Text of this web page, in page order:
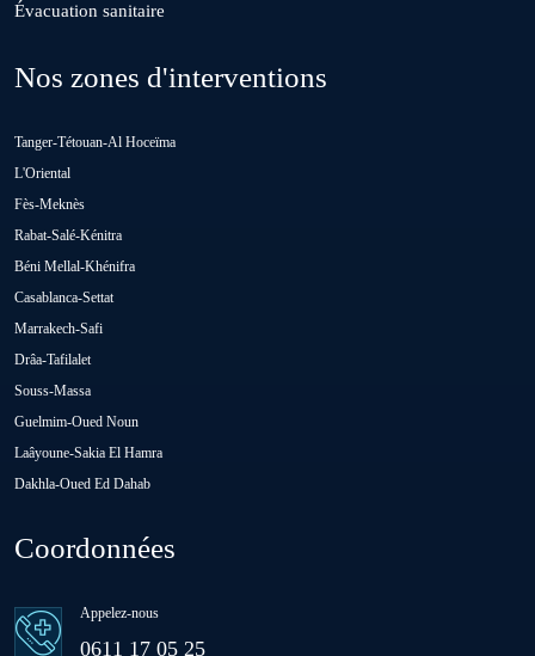
Khouribga
Loulad
Oulad H'Riz Sahel
Oulad Saïd
Ras El Aïn
Évacuation sanitaire
Nos zones d'interventions
Tanger-Tétouan-Al Hoceïma
L'Oriental
Fès-Meknès
Rabat-Salé-Kénitra
Béni Mellal-Khénifra
Casablanca-Settat
Marrakech-Safi
Drâa-Tafilalet
Souss-Massa
Guelmim-Oued Noun
Laâyoune-Sakia El Hamra
Dakhla-Oued Ed Dahab
Coordonnées
Appelez-nous
0611 17 05 25